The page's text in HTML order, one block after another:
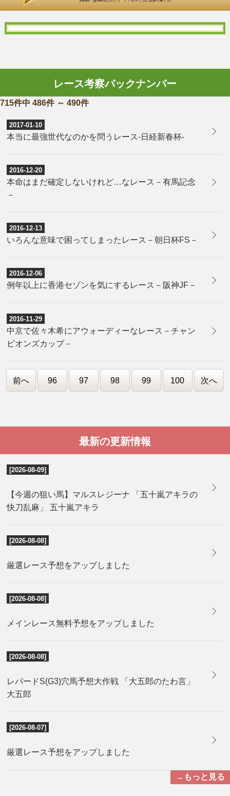
レース考察バックナンバー
715件中 486件 ～ 490件
2017-01-10
本当に最強世代なのかを問うレース-日経新春杯-
2016-12-20
本命はまだ確定しないけれど…なレース－有馬記念
－
2016-12-13
いろんな意味で困ってしまったレース－朝日杯FS－
2016-12-06
例年以上に香港セゾンを気にするレース－阪神JF－
2016-11-29
中京で佐々木希にアウォーディーなレース－チャン
ピオンズカップ－
前へ 96 97 98 99 100 次へ
最新の更新情報
[2026-08-09]
【今週の狙い馬】マルスレジーナ 「五十嵐アキラの
快刀乱麻」 五十嵐アキラ
[2026-08-08]
厳選レース予想をアップしました
[2026-08-08]
メインレース無料予想をアップしました
[2026-08-08]
レパードS(G3)穴馬予想大作戦 「大五郎のたわ言」
大五郎
[2026-08-07]
厳選レース予想をアップしました
→もっと見る